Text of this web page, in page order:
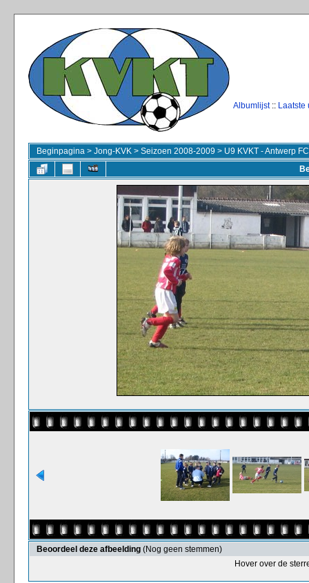
Albumlijst:: Laatste
Beginpagina > Jong-KVK > Seizoen 2008-2009 > U9 KVKT - Antwerp
Beoordeel deze afbeelding (Nog geen stemmen)
Hover over de